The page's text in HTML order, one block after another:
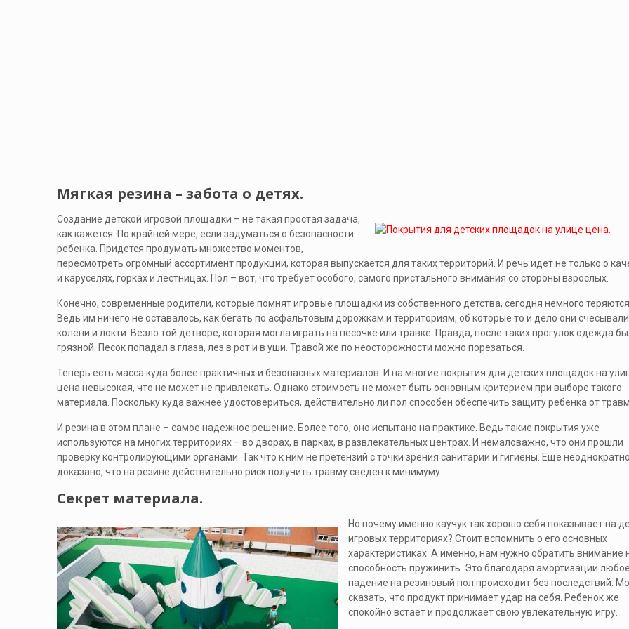
Мягкая резина – забота о детях.
Создание детской игровой площадки – не такая простая задача,
как кажется. По крайней мере, если задуматься о безопасности
ребенка. Придется продумать множество моментов,
пересмотреть огромный ассортимент продукции, которая выпускается для таких территорий. И речь идет не только о
и каруселях, горках и лестницах. Пол – вот, что требует особого, самого пристального внимания со стороны взрослых.
Конечно, современные родители, которые помнят игровые площадки из собственного детства, сегодня немного теряются.
Ведь им ничего не оставалось, как бегать по асфальтовым дорожкам и территориям, об которые то и дело они счесывали
колени и локти. Везло той детворе, которая могла играть на песочке или травке. Правда, после таких прогулок одежда
грязной. Песок попадал в глаза, лез в рот и в уши. Травой же по неосторожности можно порезаться.
Теперь есть масса куда более практичных и безопасных материалов. И на многие покрытия для детских площадок на
цена невысокая, что не может не привлекать. Однако стоимость не может быть основным критерием при выборе такого
материала. Поскольку куда важнее удостовериться, действительно ли пол способен обеспечить защиту ребенка от травм.
И резина в этом плане – самое надежное решение. Более того, оно испытано на практике. Ведь такие покрытия уже
используются на многих территориях – во дворах, в парках, в развлекательных центрах. И немаловажно, что они прошли
проверку контролирующими органами. Так что к ним не претензий с точки зрения санитарии и гигиены. Еще неоднократно
доказано, что на резине действительно риск получить травму сведен к минимуму.
Секрет материала.
Но почему именно каучук так хорошо себя показывает на
игровых территориях? Стоит вспомнить о его основных
характеристиках. А именно, нам нужно обратить внимание
способность пружинить. Это благодаря амортизации любое
падение на резиновый пол происходит без последствий.
сказать, что продукт принимает удар на себя. Ребенок же
спокойно встает и продолжает свою увлекательную игру.